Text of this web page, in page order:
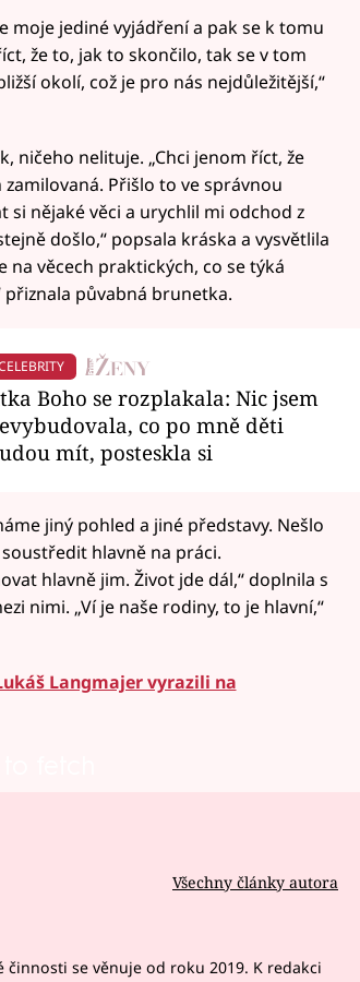
moje jediné vyjádření a pak se k tomu
že to, jak to skončilo, tak se v tom
okolí, což je pro nás nejdůležitější,“
ničeho nelituje. „Chci jenom říct, že
Přišlo to ve správnou
si nějaké věci a urychlil mi odchod z
došlo,“ popsala kráska a vysvětlila
na věcech praktických, co se týká
přiznala půvabná brunetka.
Boho se rozplakala: Nic jsem
co po mně děti
mít, posteskla si
jiný pohled a jiné představy. Nešlo
hlavně na práci.
hlavně jim. Život jde dál,“ doplnila s
nimi. „Ví je naše rodiny, to je hlavní,“
Langmajer vyrazili na
Všechny články autora
se věnuje od roku 2019. K redakci